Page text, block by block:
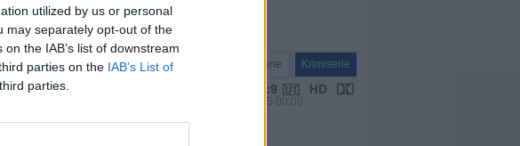
utilized by us or personal
may separately opt-out of the
the IAB’s list of downstream
parties on the IAB’s List of
parties.
Serie Krimiserie
VPS 00:00